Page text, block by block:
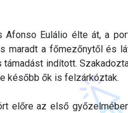
Afonso Eulálio élte át, a
maradt a főmezőnytől és
indított.
később ők is felzárkóztak.
előre az első